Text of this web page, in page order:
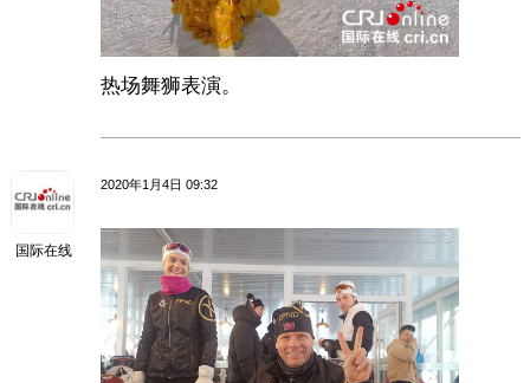
热场舞狮表演。
国际在线
2020年1月4日 09:32